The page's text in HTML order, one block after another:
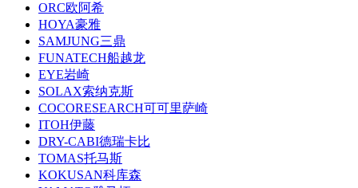
ORC欧阿希
HOYA豪雅
SAMJUNG三鼎
FUNATECH船越龙
EYE岩崎
SOLAX索纳克斯
COCORESEARCH可可里萨崎
ITOH伊藤
DRY-CABI德瑞卡比
TOMAS托马斯
KOKUSAN科库森